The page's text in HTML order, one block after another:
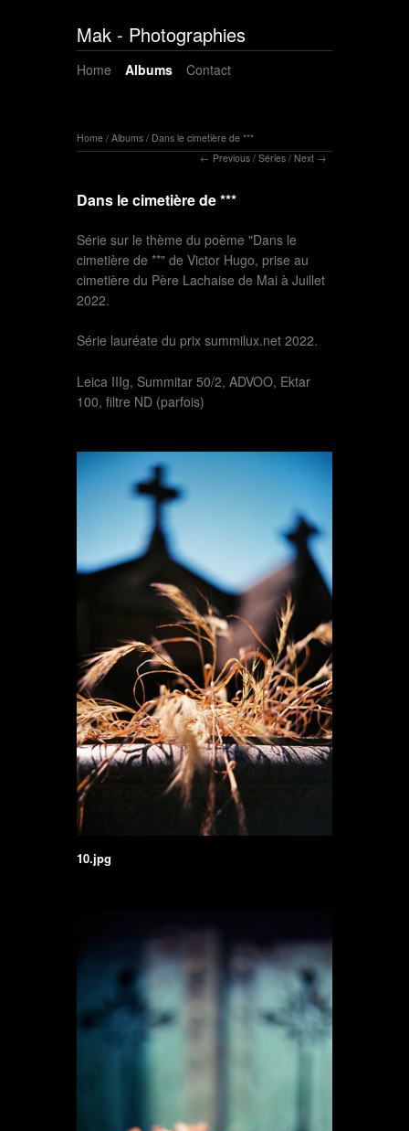
Mak - Photographies
Home Albums Contact
Home / Albums / Dans le cimetière de ***
Previous / Séries / Next
Dans le cimetière de ***
Série sur le thème du poème "Dans le
cimetière de **" de Victor Hugo, prise au
cimetière du Père Lachaise de Mai à Juillet
2022.
Série lauréate du prix summilux.net 2022.
Leica IIIg, Summitar 50/2, ADVOO, Ektar
100, filtre ND (parfois)
10.jpg